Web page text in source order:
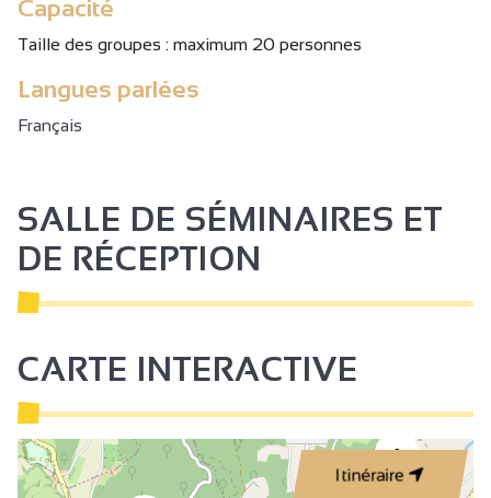
Capacité
Taille des groupes : maximum 20 personnes
Langues parlées
Français
SALLE DE SÉMINAIRES ET
DE RÉCEPTION
CARTE INTERACTIVE
Itinéraire
2